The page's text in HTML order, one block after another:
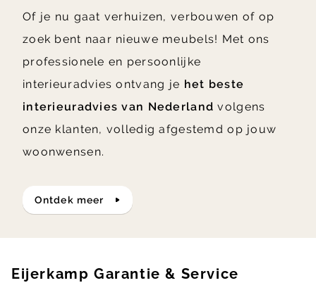
Of je nu gaat verhuizen, verbouwen of op
zoek bent naar nieuwe meubels! Met ons
professionele en persoonlijke
interieuradvies ontvang je het beste
interieuradvies van Nederland volgens
onze klanten, volledig afgestemd op jouw
woonwensen.
ontdek meer
Eijerkamp Garantie & Service